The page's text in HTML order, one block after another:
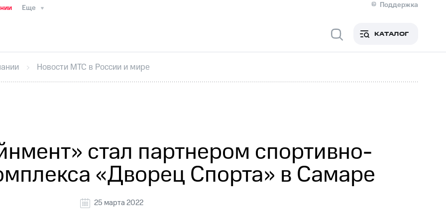
Еще
Поддержка
Медиа-центр
ИнтервьюФинансовая отчетностьКонтактыНовости в регионе
секретарьРаскрытие информации
кабинет акционераАкционерный капиталКонтроль и аудитРынок акций
КАТАЛОГ
Новости МТС в России и мире
стал партнером спортивно-
«Дворец Спорта» в Самаре
25 марта 2022